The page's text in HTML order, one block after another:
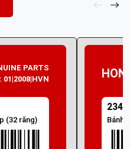
PARTS
01|2008|HVN
(32 răng) Bánh